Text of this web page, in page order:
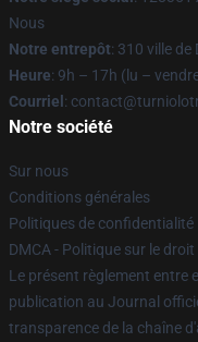
Nous
Notre entrepôt: 310 ville de
Heure: 9h – 17h (lu –
Courriel :
Notre société
Sur nous
Conditions générales
Politiques de confidentialité
DMCA - Politique sur le
Le présent règlement entre
publication au Journal
transparence de la chaîne